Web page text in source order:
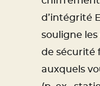
d’intégrité
souligne
de sécurité
auxquels